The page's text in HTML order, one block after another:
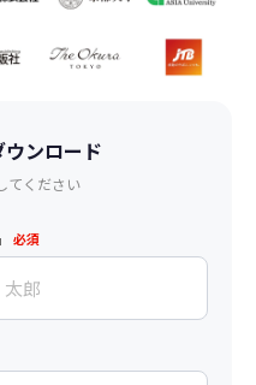
ンロード
てください
必須